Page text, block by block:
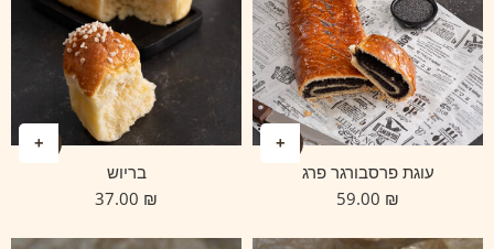
עוגת פרסבורגר פרג
₪
בריוש
₪